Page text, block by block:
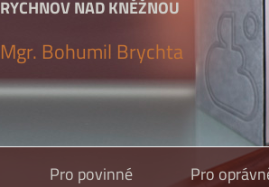
RYCHNOV NAD KNĚŽNOU
Mgr. Bohumil Brychta
Pro povinné Pro